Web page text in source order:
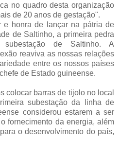
no quadro desta organização
de 20 anos de gestação".
e honra de lançar na pátria de
de Saltinho, a primeira pedra
de Saltinho. A
reaviva as nossas relações
entre os nossos países
de Estado guineense.
colocar barras de tijolo no local
subestação da linha de
considerou estarem a ser
fornecimento da energia, além
o desenvolvimento do país,